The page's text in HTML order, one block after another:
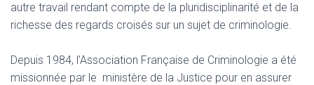
autre travail rendant compte de la pluridisciplinarité et de la
richesse des regards croisés sur un sujet de criminologie.
Depuis 1984, l’Association Française de Criminologie a été
missionnée par le ministère de la Justice pour en assurer